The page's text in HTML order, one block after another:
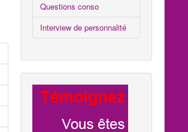
Questions conso
Interview de personnalité